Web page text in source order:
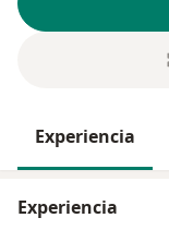
Experiencia
Experiencia